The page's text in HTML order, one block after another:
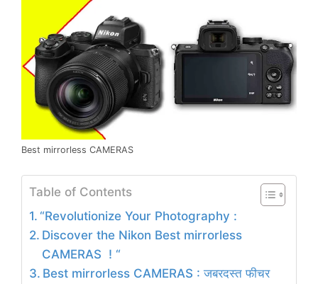
Best mirrorless CAMERAS
Table of Contents
“Revolutionize Your Photography :
Discover the Nikon Best mirrorless
CAMERAS ! “
Best mirrorless CAMERAS : जबरदस्त फीचर